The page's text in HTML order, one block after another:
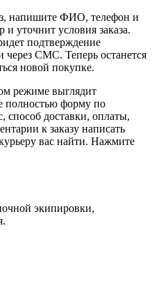
напишите ФИО, телефон и
уточнит условия заказа.
подтверждение
через СМС. Теперь останется
новой покупке.
режиме выглядит
полностью форму по
способ доставки, оплаты,
к заказу написать
вас найти. Нажмите
экипировки,